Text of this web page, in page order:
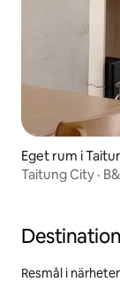
Eget rum i
Taitung City ·
Resmål i